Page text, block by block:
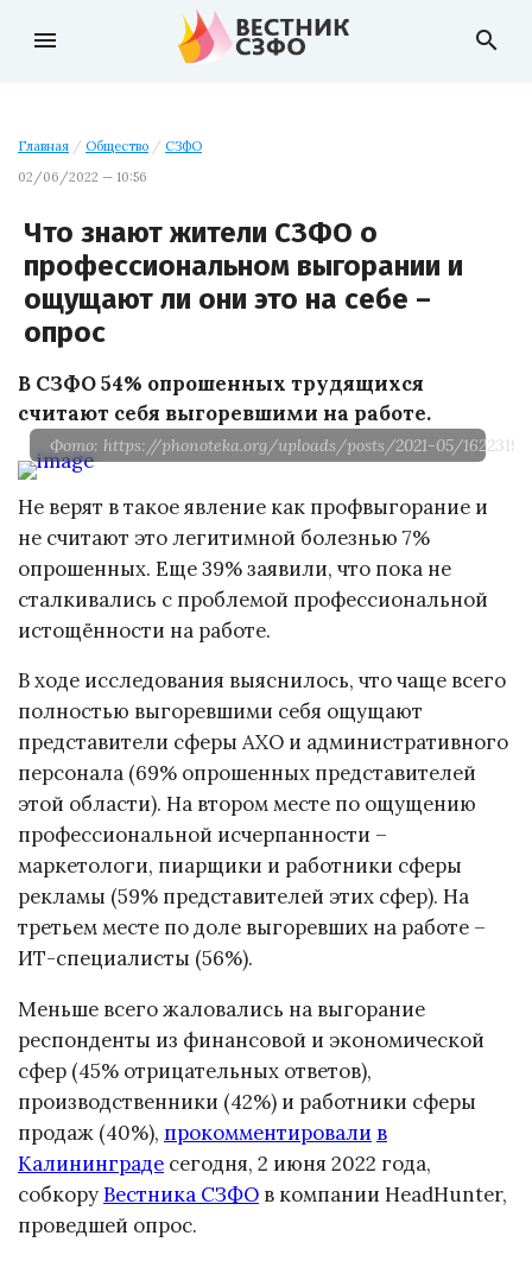
menu search
Главная / Общество / СЗФО
02/06/2022 — 10:56
Что знают жители СЗФО о
профессиональном выгорании и
ощущают ли они это на себе –
опрос
В СЗФО 54% опрошенных трудящихся
считают себя выгоревшими на работе.
Фото: https://phonoteka.org/uploads/posts/2021-05/
Не верят в такое явление как профвыгорание и
не считают это легитимной болезнью 7%
опрошенных. Еще 39% заявили, что пока не
сталкивались с проблемой профессиональной
истощённости на работе.
В ходе исследования выяснилось, что чаще всего
полностью выгоревшими себя ощущают
представители сферы АХО и административного
персонала (69% опрошенных представителей
этой области). На втором месте по ощущению
профессиональной исчерпанности –
маркетологи, пиарщики и работники сферы
рекламы (59% представителей этих сфер). На
третьем месте по доле выгоревших на работе –
ИТ-специалисты (56%).
Меньше всего жаловались на выгорание
респонденты из финансовой и экономической
сфер (45% отрицательных ответов),
производственники (42%) и работники сферы
продаж (40%), прокомментировали в
Калининграде сегодня, 2 июня 2022 года,
собкоруВестника СЗФО в компании HeadHunter,
проведшей опрос.